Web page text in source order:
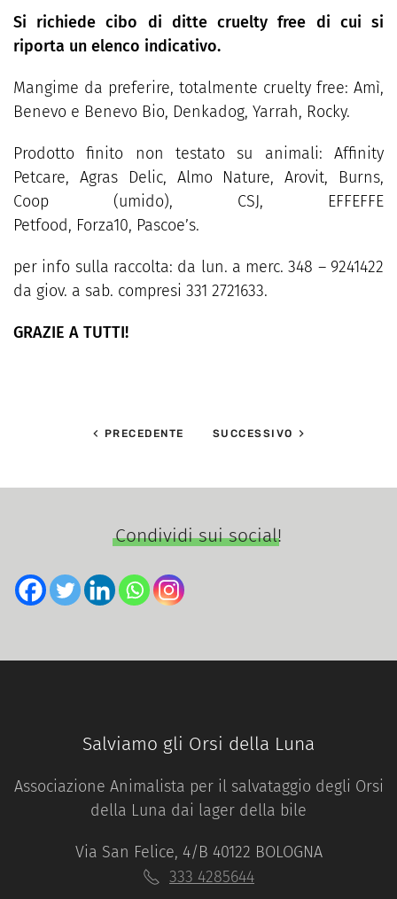
Si richiede cibo di ditte cruelty free di cui si
riporta un elenco indicativo.
Mangime da preferire, totalmente cruelty free: Amì,
Benevo e Benevo Bio, Denkadog, Yarrah, Rocky.
Prodotto finito non testato su animali: Affinity
Petcare, Agras Delic, Almo Nature, Arovit, Burns,
Coop (umido), CSJ, EFFEFFE
Petfood, Forza10, Pascoe’s.
per info sulla raccolta: da lun. a merc. 348 – 9241422
da giov. a sab. compresi 331 2721633.
GRAZIE A TUTTI!
PRECEDENTE SUCCESSIVO
Condividi sui social!
Salviamo gli Orsi della Luna
Associazione Animalista per il salvataggio degli Orsi
della Luna dai lager della bile
Via San Felice, 4/B 40122 BOLOGNA
333 4285644